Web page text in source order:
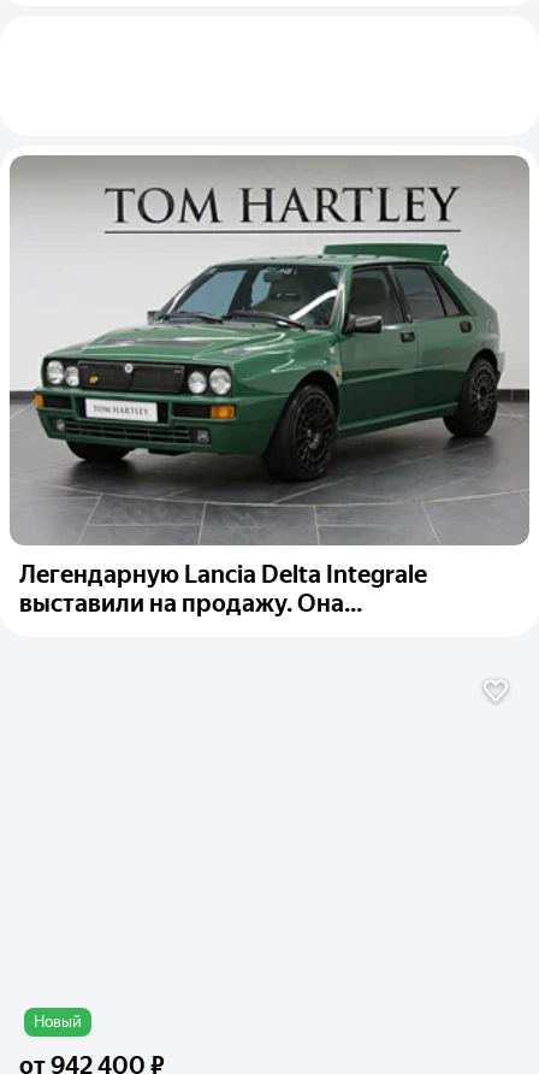
Легендарную Lancia Delta Integrale
выставили на продажу. Она...
Новый
от942 400 ₽